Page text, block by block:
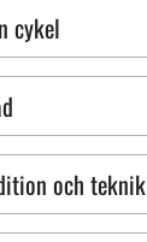
cykel
och teknik